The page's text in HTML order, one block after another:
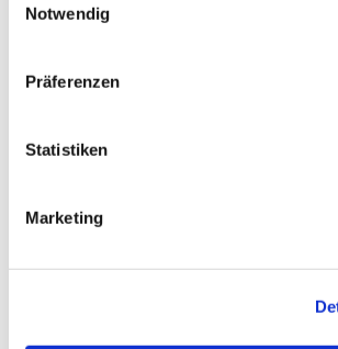
Notwendig
Präferenzen
Statistiken
Marketing
Dies könnte Sie auch